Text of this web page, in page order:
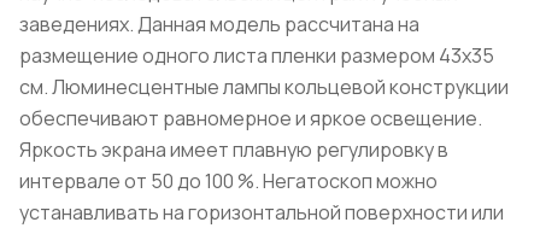
заведениях. Данная модель рассчитана на
размещение одного листа пленки размером 43х35
см. Люминесцентные лампы кольцевой конструкции
обеспечивают равномерное и яркое освещение.
Яркость экрана имеет плавную регулировку в
интервале от 50 до 100 %. Негатоскоп можно
устанавливать на горизонтальной поверхности или